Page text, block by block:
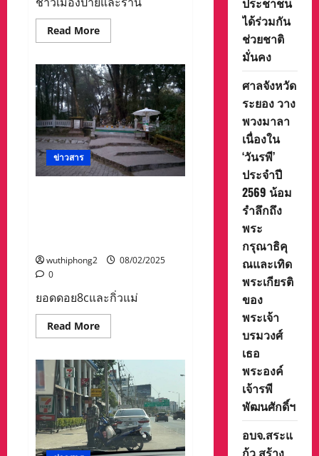
การ
พิเศษ
ประจำ
จังหวัด
Read MoreRead
more
เมือง
ปาย
และ
ร้าน
อาหาร
หลาย
แห่ง
ก่อ
กระแส
ต้าน
ชาว
ยิว
ป้าย
คลิป”
ข่าวสาร
wuthiphong2
08/02/2025
0
ยอดดอย8cและกิ่วแม่
Read MoreRead
more
ดอย8cและ
กิ่ว
แม่
ปาน
อากาศ
ปิด
คุณภาพ
อากาศ
ดี
ได้ร่วมกัน
ช่วยชาติ
มั่นคง
ศาลจังหวัด
ระยอง วาง
พวงมาลา
เนื่องใน
‘วันรพี’
ประจำปี
2569 น้อม
รำลึกถึง
พระ
กรุณาธิคุ
ณและเทิด
พระเกียรติ
ของ
พระเจ้า
บรมวงศ์
เธอ
พระองค์
เจ้ารพี
พัฒนศักดิ์ฯ
อบจ.สระแ
ก้ว สร้าง